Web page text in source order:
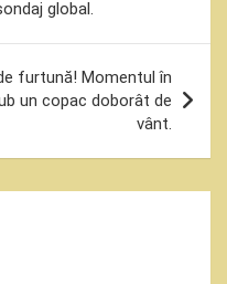
global.
furtună! Momentul în
un copac doborât de
vânt.